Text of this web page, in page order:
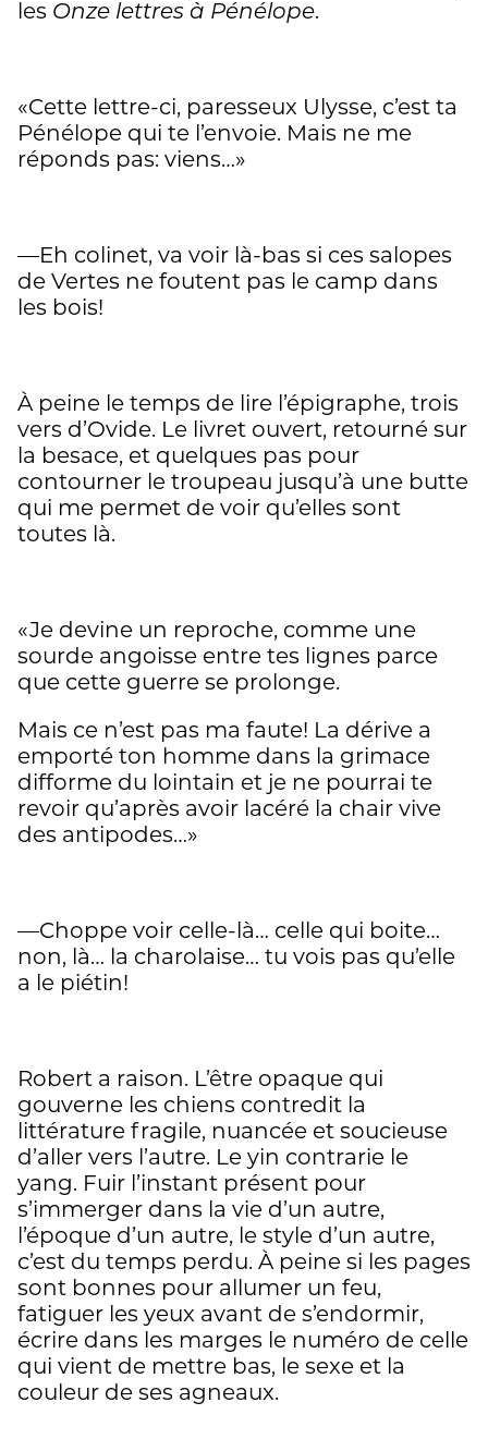
les Onze lettres à Pénélope.
«Cette lettre-ci, paresseux Ulysse, c’est ta
Pénélope qui te l’envoie. Mais ne me
réponds pas: viens…»
—Eh colinet, va voir là-bas si ces salopes
de Vertes ne foutent pas le camp dans
les bois!
À peine le temps de lire l’épigraphe, trois
vers d’Ovide. Le livret ouvert, retourné sur
la besace, et quelques pas pour
contourner le troupeau jusqu’à une butte
qui me permet de voir qu’elles sont
toutes là.
«Je devine un reproche, comme une
sourde angoisse entre tes lignes parce
que cette guerre se prolonge.
Mais ce n’est pas ma faute! La dérive a
emporté ton homme dans la grimace
difforme du lointain et je ne pourrai te
revoir qu’après avoir lacéré la chair vive
des antipodes…»
—Choppe voir celle-là… celle qui boite…
non, là… la charolaise… tu vois pas qu’elle
a le piétin!
Robert a raison. L’être opaque qui
gouverne les chiens contredit la
littérature fragile, nuancée et soucieuse
d’aller vers l’autre. Le yin contrarie le
yang. Fuir l’instant présent pour
s’immerger dans la vie d’un autre,
l’époque d’un autre, le style d’un autre,
c’est du temps perdu. À peine si les pages
sont bonnes pour allumer un feu,
fatiguer les yeux avant de s’endormir,
écrire dans les marges le numéro de celle
qui vient de mettre bas, le sexe et la
couleur de ses agneaux.